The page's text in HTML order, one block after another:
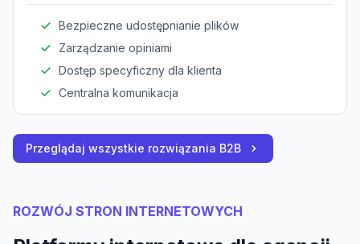
Bezpieczne udostępnianie plików
Zarządzanie opiniami
Dostęp specyficzny dla klienta
Centralna komunikacja
Przeglądaj wszystkie rozwiązania B2B
ROZWÓJ STRON INTERNETOWYCH